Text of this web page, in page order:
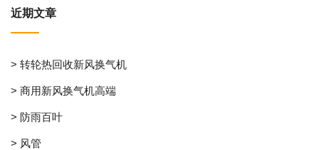
近期文章
> 转轮热回收新风换气机
> 商用新风换气机高端
> 防雨百叶
> 风管